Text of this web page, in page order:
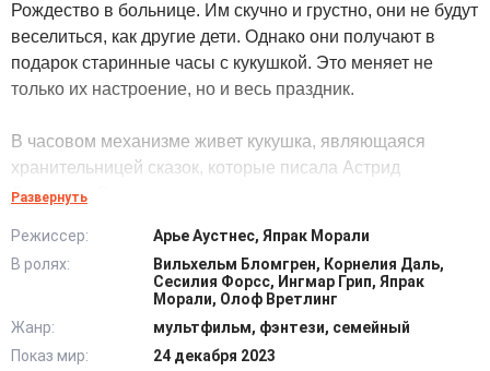
Рождество в больнице. Им скучно и грустно, они не будут
веселиться, как другие дети. Однако они получают в
подарок старинные часы с кукушкой. Это меняет не
только их настроение, но и весь праздник.
В часовом механизме живет кукушка, являющаяся
хранительницей сказок, которые писала Астрид
Линдгрен. Брату и сестре предстоит перенестись в
Они узнают много нового и интересного. Больничные
будни превратятся в увлекательное путешествие по
любимым сказкам. @Filmix.fan
Развернуть
Режиссер:
Арье Аустнес, Япрак Морали
В ролях:
Вильхельм Бломгрен, Корнелия Даль,
Сесилия Форсс, Ингмар Грип, Япрак
Морали, Олоф Вретлинг
Жанр:
мультфильм, фэнтези, семейный
Показ мир:
24 декабря 2023